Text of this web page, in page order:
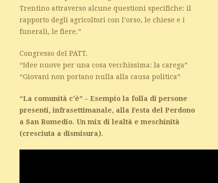
Trentino attraverso alcune questioni specifiche: il
rapporto degli agricoltori con l’orso, le chiese e i
funerali, le fiere.”
Congresso del PATT.
“Idee nuove per una cosa vecchissima: la carega”
“Giovani non portano nulla alla causa politica”
“La comunità c’è” – Esempio la folla di persone
presenti, infrasettimanale, alla Festa del Perdono
a San Romedio. Un mix di lealtà e meschinità
(cresciuta a dismisura).